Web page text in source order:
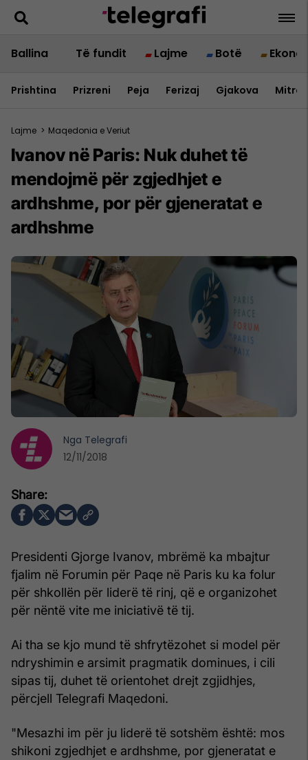
Ballina Të fundit Lajme Botë
Prishtina Prizreni Peja Ferizaj Gjakova
Lajme > Maqedonia e Veriut
Ivanov në Paris: Nuk duhet të
mendojmë për zgjedhjet e
ardhshme, por për gjeneratat e
ardhshme
Presidenti Gjorge Ivanov, mbrëmë ka mbajtur
fjalim në Forumin për Paqe në Paris ku ka folur
për shkollën për liderë të rinj, që e organizohet
për nëntë vite me iniciativë të tij.
Ai tha se kjo mund të shfrytëzohet si model për
ndryshimin e arsimit pragmatik dominues, i cili
sipas tij, duhet të orientohet drejt zgjidhjes,
përcjell Telegrafi Maqedoni.
"Mesazhi im për ju liderë të sotshëm është: mos
shikoni zgjedhjet e ardhshme, por gjeneratat e
Nga Telegrafi
12/11/2018